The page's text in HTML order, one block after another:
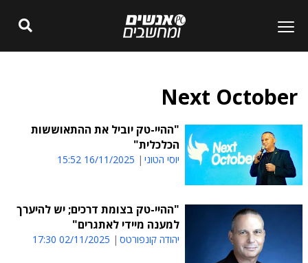
Next October
"ההיי-טק יוביל את ההתאוששות
הכלכלית"
יוסי הטוני 16/11/2025 15:52
"ההיי-טק בצומת דרכים; יש להיערך
למענה מיידי לאתגרים"
יהודה קונפורטס 02/11/2025 17:30